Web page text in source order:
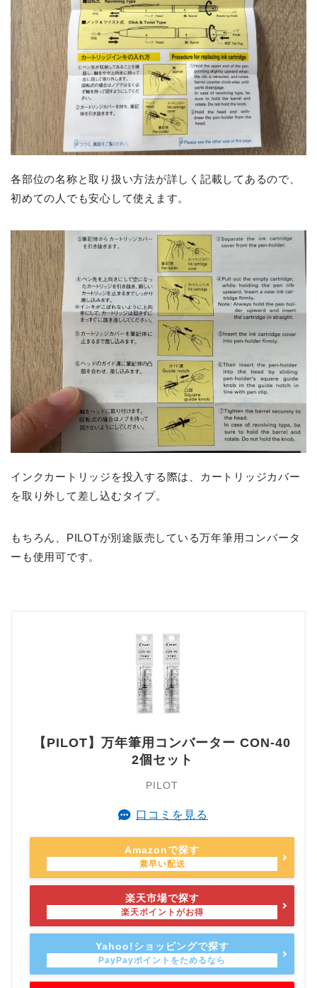
各部位の名称と取り扱い方法が詳しく記載してあるので、
初めての人でも安心して使えます。
インクカートリッジを投入する際は、カートリッジカバー
を取り外して差し込むタイプ。
もちろん、PILOTが別途販売している万年筆用コンバータ
ーも使用可です。
【PILOT】万年筆用コンバーター CON-40
2個セット
PILOT
口コミを見る
Amazonで探す
楽天市場で探す
Yahoo!ショッピングで探す